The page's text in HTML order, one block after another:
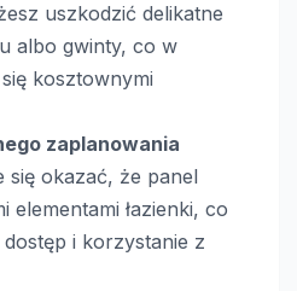
uszkodzić delikatne
albo gwinty, co w
kosztownymi
zaplanowania
się okazać, że panel
elementami łazienki, co
i korzystanie z